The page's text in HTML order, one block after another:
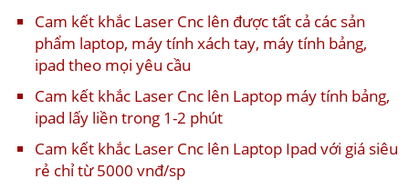
Cam kết khắc Laser Cnc lên được tất cả các sản
phẩm laptop, máy tính xách tay, máy tính bảng,
ipad theo mọi yêu cầu
Cam kết khắc Laser Cnc lên Laptop máy tính bảng,
ipad lấy liền trong 1-2 phút
Cam kết khắc Laser Cnc lên Laptop Ipad với giá siêu
rẻ chỉ từ 5000 vnđ/sp